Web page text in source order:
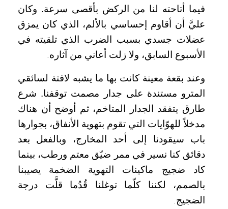
فيما أتاحته لنا من الركض بأقصى سرعة. وكان
عليَّ أن أقاوم إحساسي بالألم، الذي كان يمزق
عضلات جسدي بسبب الضرب الذي تلقيته في
الأسبوع السابق، ولا زلت أعاني من آثاره.
وعند بقعة معينة كانت بها ما يشبه لافتة لسائقي
المترو مستندة على جدار مصمت توقفنا. شرع
طارق يتفقد الجدار المتاخم، ثم أوضح أن هناك
مدخلاً للهوّايات التي تقوم بتهوية الأنفاق، بجوارها
باب سيقودنا إلى أحد المخارج، وبالفعل بعد
دقائق كنا نسير في ممر ضيّق معتم ورطب، بينما
كاد ضجيج ماكينات التهوية الضخمة يصيبنا
بالصمم، لكننا كلّما توغلنا قُدُما قلَّت درجة
الضجيج.